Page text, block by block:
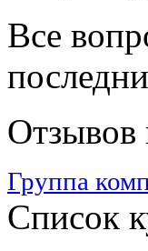
Все
Отзывов
Группа
Список